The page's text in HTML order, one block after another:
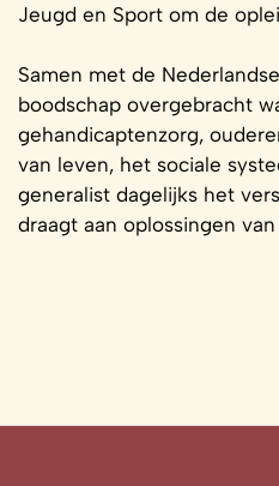
Jeugd en Sport om de
Samen met de
boodschap overgebracht
gehandicaptenzorg,
van leven, het sociale
generalist dagelijks het
draagt aan oplossingen